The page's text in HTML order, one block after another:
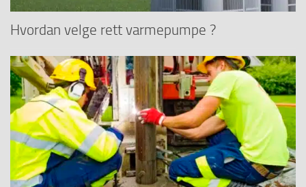
Hvordan velge rett varmepumpe ?